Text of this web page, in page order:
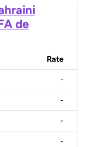
de
Rate
-
-
-
-